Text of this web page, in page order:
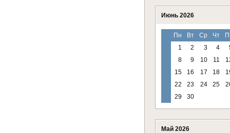
Июнь 2026
Пн Вт Ср Чт
1
2 3 4
8
9 10 11
15
16 17 18
22
23 24 25
29
30
Май 2026